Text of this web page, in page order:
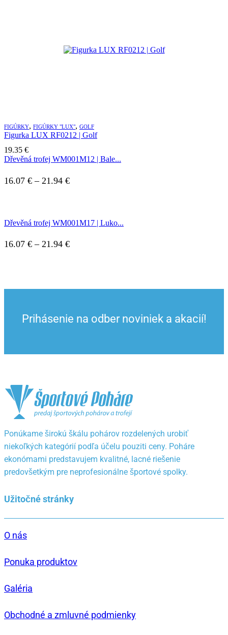
FIGÚRKY, FIGÚRKY "LUX", GOLF
Figurka LUX RF0212 | Golf
19.35 €
Dřevěná trofej WM001M12 | Bale...
16.07 € – 21.94 €Price
through
21.94 €
Dřevěná trofej WM001M17 | Luko...
16.07 € – 21.94 €Price
through
Prihásenie na odber noviniek a akacií!
Ponúkame širokú škálu pohárov rozdelených urobiť
niekoľkých kategórií podľa účelu pouziti ceny. Poháre
ekonómami predstavujem kvalitné, lacné riešenie
predovšetkým pre neprofesionálne športové spolky.
Užitočné stránky
O nás
Ponuka produktov
Galéria
Obchodné a zmluvné podmienky